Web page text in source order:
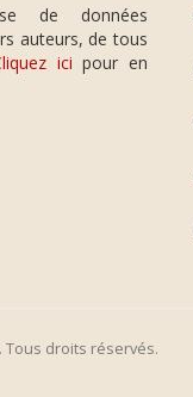
de données
auteurs, de tous
ici pour en
Tous droits réservés.